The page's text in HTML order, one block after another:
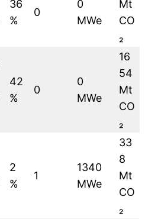
36
%
0
0
MWe
Mt
CO
₂
42
%
0
0
MWe
16
54
Mt
CO
₂
2
%
1
1340
MWe
33
8
Mt
CO
₂